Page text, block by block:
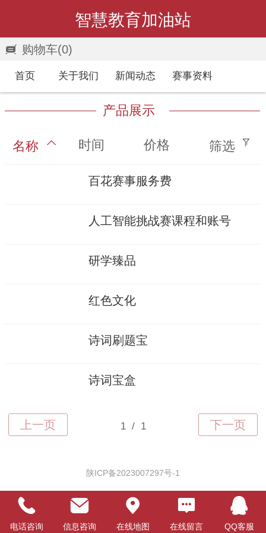
智慧教育加油站
购物车(0)
首页 关于我们 新闻动态 赛事资料
产品展示
名称 时间 价格 筛选
百花赛事服务费
人工智能挑战赛课程和账号
研学臻品
红色文化
诗词刷题宝
诗词宝盒
陕ICP备2023007297号-1
电话咨询 信息咨询 在线地图 在线留言 QQ客服